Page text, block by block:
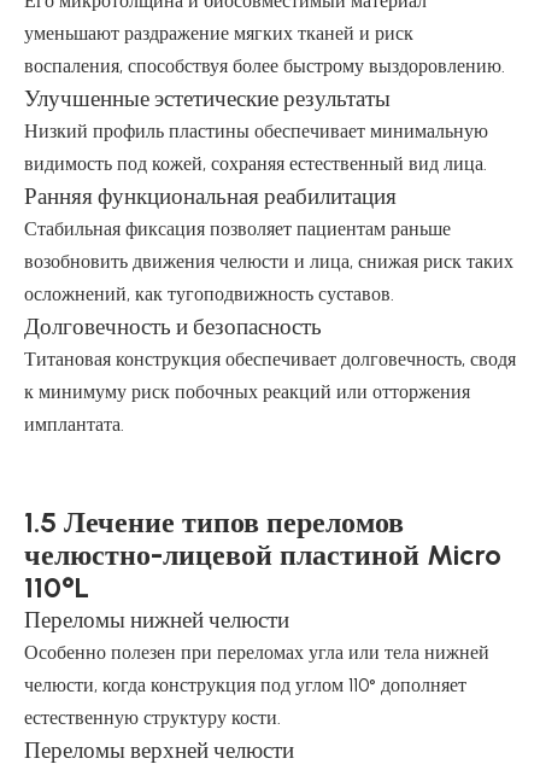
уменьшают раздражение мягких тканей и риск
воспаления, способствуя более быстрому выздоровлению.
Улучшенные эстетические результаты
Низкий профиль пластины обеспечивает минимальную
видимость под кожей, сохраняя естественный вид лица.
Ранняя функциональная реабилитация
Стабильная фиксация позволяет пациентам раньше
возобновить движения челюсти и лица, снижая риск таких
осложнений, как тугоподвижность суставов.
Долговечность и безопасность
Титановая конструкция обеспечивает долговечность, сводя
к минимуму риск побочных реакций или отторжения
имплантата.
1.5 Лечение типов переломов
челюстно-лицевой пластиной Micro
110°L
Переломы нижней челюсти
Особенно полезен при переломах угла или тела нижней
челюсти, когда конструкция под углом 110° дополняет
естественную структуру кости.
Переломы верхней челюсти